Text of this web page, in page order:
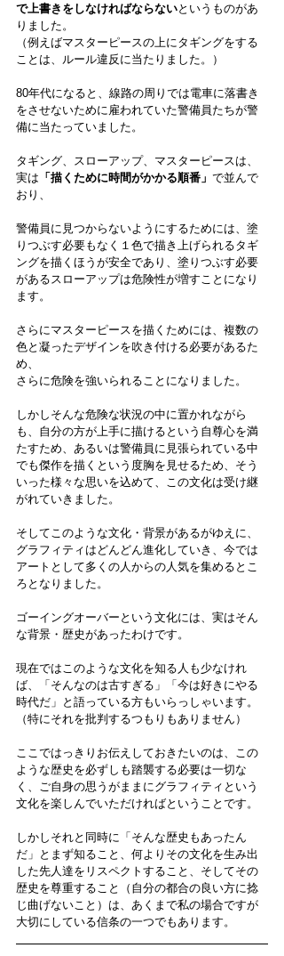
で上書きをしなければならないというものがあ
りました。
（例えばマスターピースの上にタギングをする
ことは、ルール違反に当たりました。）
80年代になると、線路の周りでは電車に落書き
をさせないために雇われていた警備員たちが警
備に当たっていました。
タギング、スローアップ、マスターピースは、
実は 「描くために時間がかかる順番」 で並んで
おり、
警備員に見つからないようにするためには、塗
りつぶす必要もなく１色で描き上げられるタギ
ングを描くほうが安全であり、塗りつぶす必要
があるスローアップは危険性が増すことになり
ます。
さらにマスターピースを描くためには、複数の
色と凝ったデザインを吹き付ける必要があるた
め、
さらに危険を強いられることになりました。
しかしそんな危険な状況の中に置かれながら
も、自分の方が上手に描けるという自尊心を満
たすため、あるいは警備員に見張られている中
でも傑作を描くという度胸を見せるため、そう
いった様々な思いを込めて、この文化は受け継
がれていきました。
そしてこのような文化・背景があるがゆえに、
グラフィティはどんどん進化していき、今では
アートとして多くの人からの人気を集めるとこ
ろとなりました。
ゴーイングオーバーという文化には、実はそん
な背景・歴史があったわけです。
現在ではこのような文化を知る人も少なけれ
ば、「そんなのは古すぎる」「今は好きにやる
時代だ」と語っている方もいらっしゃいます。
（特にそれを批判するつもりもありません）
ここではっきりお伝えしておきたいのは、この
ような歴史を必ずしも踏襲する必要は一切な
く、ご自身の思うがままにグラフィティという
文化を楽しんでいただければということです。
しかしそれと同時に「そんな歴史もあったん
だ」とまず知ること、何よりその文化を生み出
した先人達をリスペクトすること、そしてその
歴史を尊重すること（自分の都合の良い方に捻
じ曲げないこと）は、あくまで私の場合ですが
大切にしている信条の一つでもあります。